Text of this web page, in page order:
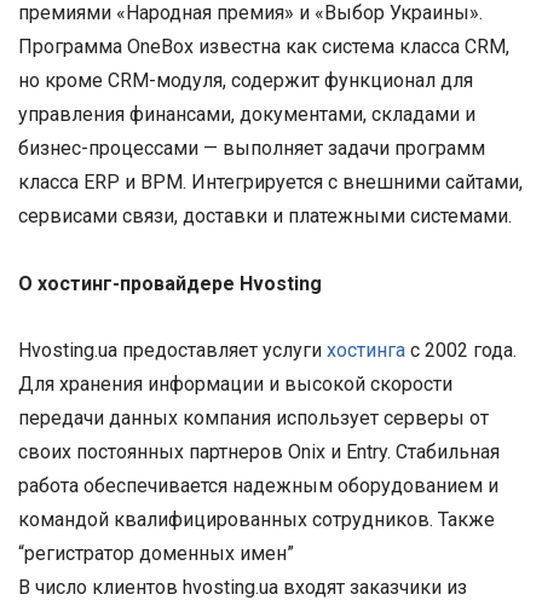
премиями «Народная премия» и «Выбор Украины».
Программа OneBox известна как система класса CRM,
но кроме CRM-модуля, содержит функционал для
управления финансами, документами, складами и
бизнес-процессами — выполняет задачи программ
класса ERP и BPM. Интегрируется с внешними сайтами,
сервисами связи, доставки и платежными системами.
О хостинг-провайдере Hvosting
Hvosting.ua предоставляет услуги хостинга с 2002 года.
Для хранения информации и высокой скорости
передачи данных компания использует серверы от
своих постоянных партнеров Onix и Entry. Стабильная
работа обеспечивается надежным оборудованием и
командой квалифицированных сотрудников. Также
“регистратор доменных имен”
В число клиентов hvosting.ua входят заказчики из